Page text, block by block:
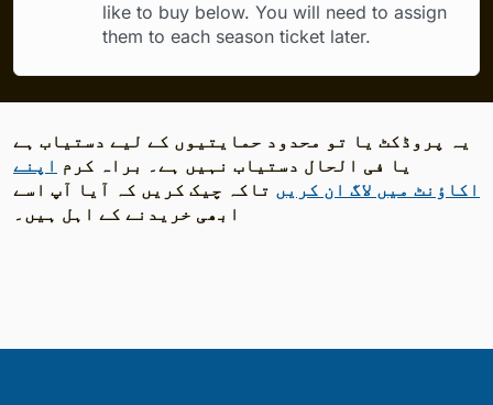
like to buy below. You will need to assign
them to each season ticket later.
یہ پروڈکٹ یا تو محدود حمایتیوں کے لیے دستیاب ہے
یا فی الحال دستیاب نہیں ہے۔ براہ کرم اپنے
اکاؤنٹ میں لاگ ان کریں تاکہ چیک کریں کہ آیا آپ اسے
ابھی خریدنے کے اہل ہیں۔